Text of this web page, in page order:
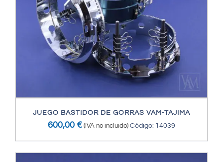
JUEGO BASTIDOR DE GORRAS VAM-TAJIMA
600,00 € (IVA no incluido) Código: 14039